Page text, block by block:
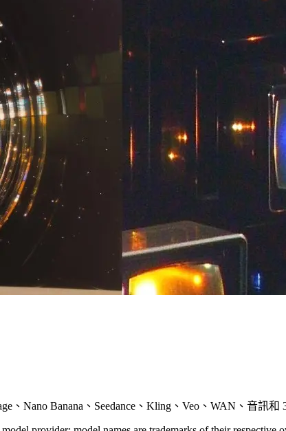
Nano Banana、Seedance、Kling、Veo、WAN、音訊和